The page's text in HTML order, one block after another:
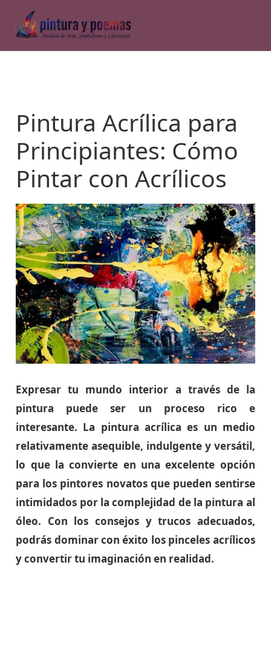
Pintura Acrílica para
Principiantes: Cómo
Pintar con Acrílicos
Expresar tu mundo interior a través de la
pintura puede ser un proceso rico e
interesante. La pintura acrílica es un medio
relativamente asequible, indulgente y versátil,
lo que la convierte en una excelente opción
para los pintores novatos que pueden sentirse
intimidados por la complejidad de la pintura al
óleo. Con los consejos y trucos adecuados,
podrás dominar con éxito los pinceles acrílicos
y convertir tu imaginación en realidad.